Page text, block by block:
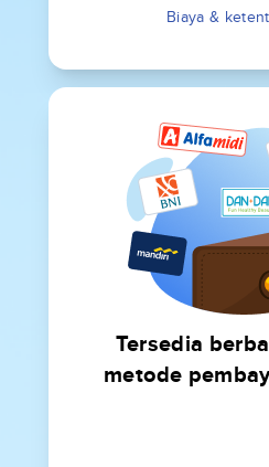
Biaya &
Tersedia
metode